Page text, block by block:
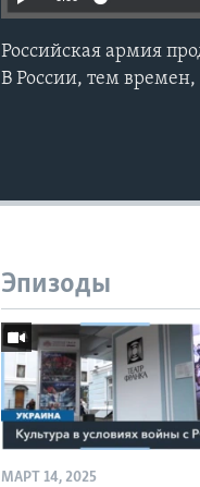
Российская армия
В России, тем
Эпизоды
МАРТ 14, 2025